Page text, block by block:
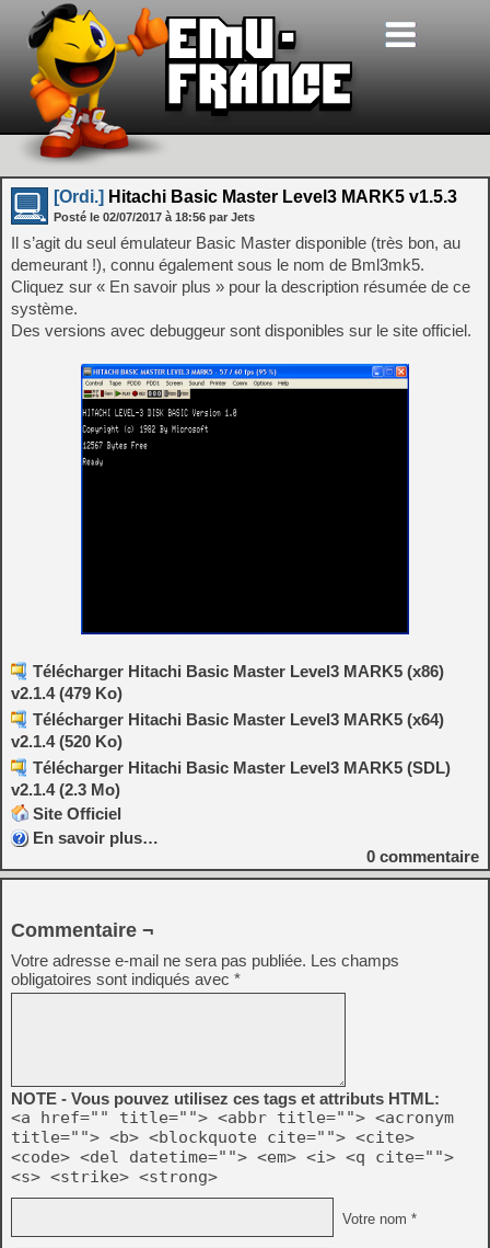
[Ordi.] Hitachi Basic Master Level3 MARK5 v1.5.3
Posté le 02/07/2017 à 18:56 par Jets
Il s’agit du seul émulateur Basic Master disponible (très bon, au
demeurant !), connu également sous le nom de Bml3mk5.
Cliquez sur « En savoir plus » pour la description résumée de ce
système.
Des versions avec debuggeur sont disponibles sur le site officiel.
Télécharger Hitachi Basic Master Level3 MARK5 (x86)
v2.1.4 (479 Ko)
Télécharger Hitachi Basic Master Level3 MARK5 (x64)
v2.1.4 (520 Ko)
Télécharger Hitachi Basic Master Level3 MARK5 (SDL)
v2.1.4 (2.3 Mo)
Site Officiel
En savoir plus…
0 commentaire
Commentaire ¬
Votre adresse e-mail ne sera pas publiée. Les champs
obligatoires sont indiqués avec *
NOTE - Vous pouvez utilisez ces tags et attributs HTML:
<a href="" title=""> <abbr title=""> <acronym
title=""> <b> <blockquote cite=""> <cite>
<code> <del datetime=""> <em> <i> <q cite="">
<s> <strike> <strong>
Votre nom *